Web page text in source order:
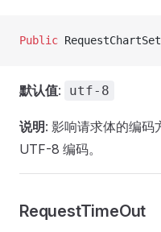
Public RequestChartSet
默认值: utf-8
说明: 影响请求体的编
UTF-8 编码。
RequestTimeOut